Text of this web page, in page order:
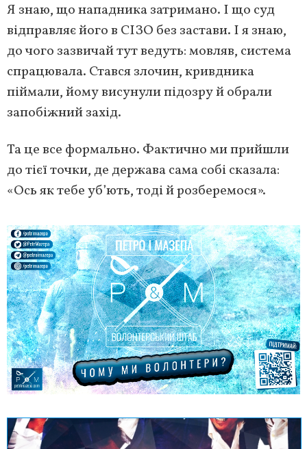
Я знаю, що нападника затримано. І що суд
відправляє його в СІЗО без застави. І я знаю,
до чого зазвичай тут ведуть: мовляв, система
спрацювала. Стався злочин, кривдника
піймали, йому висунули підозру й обрали
запобіжний захід.
Та це все формально. Фактично ми прийшли
до тієї точки, де держава сама собі сказала:
«Ось як тебе уб’ють, тоді й розберемося».